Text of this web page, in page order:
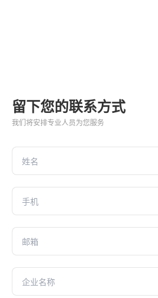
留下您的联系方式
我们将安排专业人员为您服务